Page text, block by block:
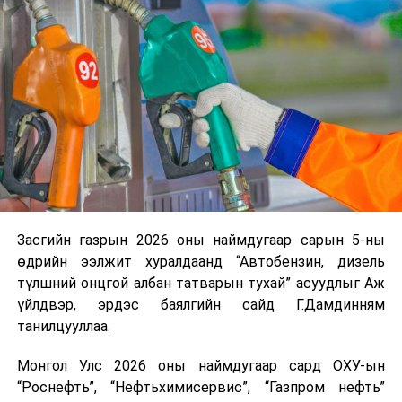
халдвар хэр тархсан, өмнө нь өвчилсөн эсэхийг
мэдэх, улмаар хамгийн эрсдэлтэй бүлгийг
тодорхойлох зайлшгүй шаардлагатай аж. Энэхүү бааз
суурийг бүрдүүлэхийн тулд 410 мянган өрх бүрээс
шинжилгээ авах шаардлагатай аж.
Ийм учраас л бүх хүчин чадлаа дайчлан, халдварыг
тархаахгүйгээр өрх бүрийг шинжилгээнд хамруулах
зорилгоор хатуу хөл хорио тогтоожээ.
гудмаар муур, хулгана болон муйхарлаж байгааг
цагдаагийн албан хаагчид хэлж байна. Нөгөө л монгол
хүний хэнэггүй зангаар, халдвар авахгүй гэсэн
тэнэгдүү төсөөллөөр хандаад, өөрийгөө болоод үр
хүүхдээ эрсдэлд оруулсаар буй аж.
Зарим нь “хэнийг нь орцонд нь аваад, хэнийг нь очиж
шинжилгээгээ өг гээд байгаа юм бэ?” гэж гомдоллох
үүсвэрийг нэмэгдүүлэх чиглэлд анхаарч байна.
Замын-Үүд боомтоор 2000 тонн дизель түлш орж
ирсэн бөгөөд шилжүүлэн ачих ажиллагаа хийгдэж
байна" гэлээ
гэж Аж үйлдвэр, эрдэс баялгийн яамнаас
мэдээллээ.
Засгийн газрын 2026 оны наймдугаар сарын 5-ны
өдрийн ээлжит хуралдаанд “Автобензин, дизель
түлшний онцгой албан татварын тухай” асуудлыг Аж
үйлдвэр, эрдэс баялгийн сайд Г.Дамдинням
танилцууллаа.
Монгол Улс 2026 оны наймдугаар сард ОХУ-ын
“Роснефть”, “Нефтьхимисервис”, “Газпром нефть”